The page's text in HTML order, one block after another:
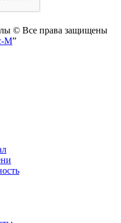
© Все права защищены
М”